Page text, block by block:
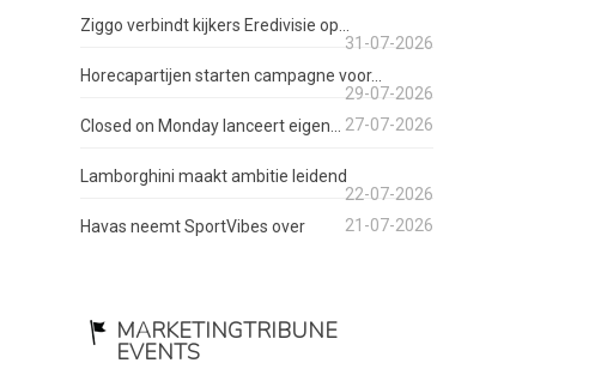
Ziggo verbindt kijkers Eredivisie op...
31-07-2026
Horecapartijen starten campagne voor...
29-07-2026
Closed on Monday lanceert eigen...
27-07-2026
Lamborghini maakt ambitie leidend
22-07-2026
Havas neemt SportVibes over
21-07-2026
MARKETINGTRIBUNE
EVENTS